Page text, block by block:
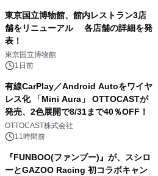
東京国立博物館、館内レストラン3店
舗をリニューアル 各店舗の詳細を発
表！
東京国立博物館
1日前
有線CarPlay／Android Autoをワイヤ
レス化 「Mini Aura」 OTTOCASTが
発売、2色展開で8/31まで40％OFF！
OTTOCAST株式会社
11時間前
『FUNBOO(ファンブー)』が、スシロ
ーとGAZOO Racing 初コラボキャン